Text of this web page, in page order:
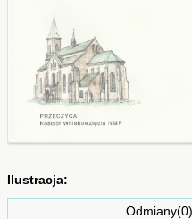
Ilustracja: